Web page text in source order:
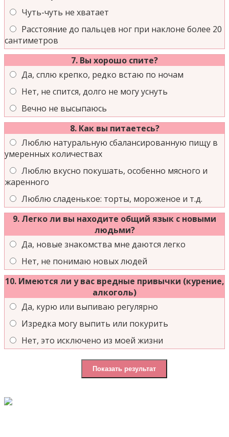
Чуть-чуть не хватает
Расстояние до пальцев ног при наклоне более 20
сантиметров
7. Вы хорошо спите?
Да, сплю крепко, редко встаю по ночам
Нет, не спится, долго не могу уснуть
Вечно не высыпаюсь
8. Как вы питаетесь?
Люблю натуральную сбалансированную пищу в
умеренных количествах
Люблю вкусно покушать, особенно мясного и
жаренного
Люблю сладенькое: торты, мороженое и т.д.
9. Легко ли вы находите общий язык с новыми
людьми?
Да, новые знакомства мне даются легко
Нет, не понимаю новых людей
10. Имеются ли у вас вредные привычки (курение,
алкоголь)
Да, курю или выпиваю регулярно
Изредка могу выпить или покурить
Нет, это исключено из моей жизни